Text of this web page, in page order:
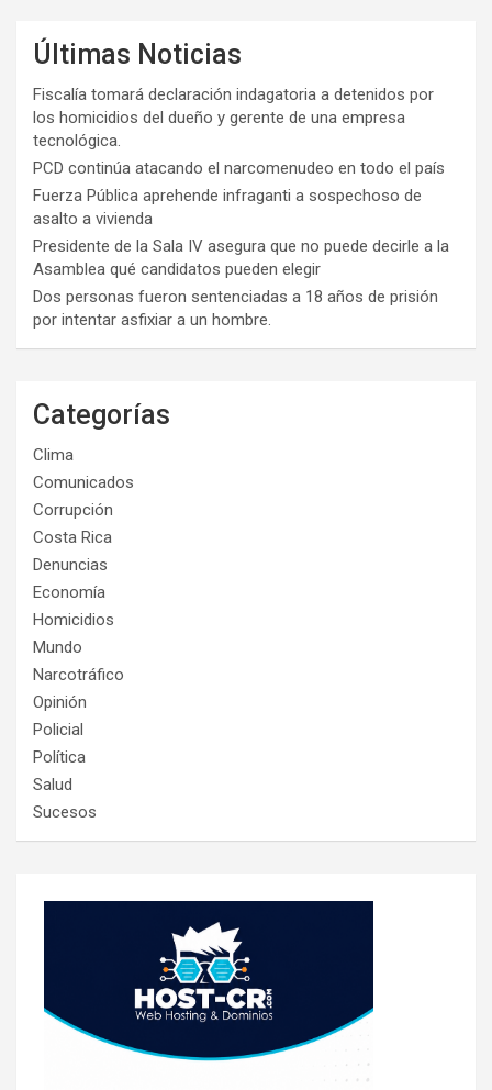
Últimas Noticias
Fiscalía tomará declaración indagatoria a detenidos por
los homicidios del dueño y gerente de una empresa
tecnológica.
PCD continúa atacando el narcomenudeo en todo el país
Fuerza Pública aprehende infraganti a sospechoso de
asalto a vivienda
Presidente de la Sala IV asegura que no puede decirle a la
Asamblea qué candidatos pueden elegir
Dos personas fueron sentenciadas a 18 años de prisión
por intentar asfixiar a un hombre.
Categorías
Clima
Comunicados
Corrupción
Costa Rica
Denuncias
Economía
Homicidios
Mundo
Narcotráfico
Opinión
Policial
Política
Salud
Sucesos